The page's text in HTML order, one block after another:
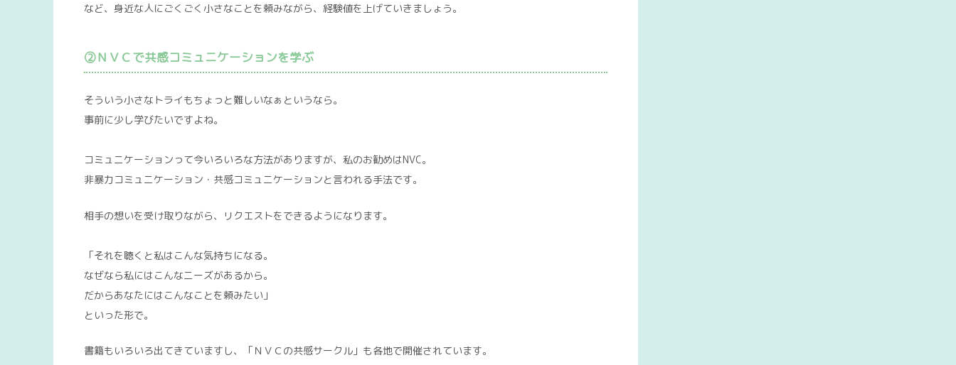
など、身近な人にごくごく小さなことを頼みながら、経験値を上げていきましょう。
②ＮＶＣで共感コミュニケーションを学ぶ
そういう小さなトライもちょっと難しいなぁというなら。
事前に少し学びたいですよね。
コミュニケーションって今いろいろな方法がありますが、私のお勧めはNVC。
非暴力コミュニケーション・共感コミュニケーションと言われる手法です。
相手の想いを受け取りながら、リクエストをできるようになります。
「それを聴くと私はこんな気持ちになる。
なぜなら私にはこんなニーズがあるから。
だからあなたにはこんなことを頼みたい」
といった形で。
書籍もいろいろ出てきていますし、「ＮＶＣの共感サークル」も各地で開催されています。